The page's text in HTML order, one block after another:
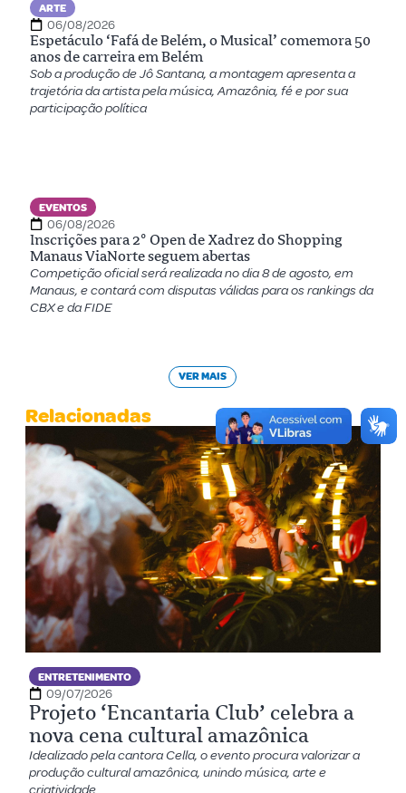
ARTE
06/08/2026
Espetáculo ‘Fafá de Belém, o Musical’ comemora 50
anos de carreira em Belém
Sob a produção de Jô Santana, a montagem apresenta a
trajetória da artista pela música, Amazônia, fé e por sua
participação política
EVENTOS
06/08/2026
Inscrições para 2º Open de Xadrez do Shopping
Manaus ViaNorte seguem abertas
Competição oficial será realizada no dia 8 de agosto, em
Manaus, e contará com disputas válidas para os rankings da
CBX e da FIDE
VER MAIS
Relacionadas
ENTRETENIMENTO
09/07/2026
Projeto ‘Encantaria Club’ celebra a
nova cena cultural amazônica
Idealizado pela cantora Cella, o evento procura valorizar a
produção cultural amazônica, unindo música, arte e
criatividade